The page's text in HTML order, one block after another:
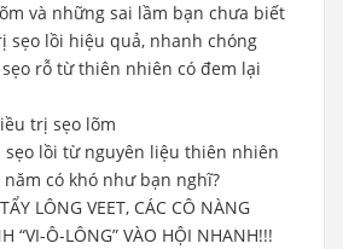
và những sai lầm bạn chưa biết
sẹo lồi hiệu quả, nhanh chóng
rỗ từ thiên nhiên có đem lại
trị sẹo lõm
sẹo lồi từ nguyên liệu thiên nhiên
có khó như bạn nghĩ?
LÔNG VEET, CÁC CÔ NÀNG
“VI-Ô-LÔNG” VÀO HỘI NHANH!!!